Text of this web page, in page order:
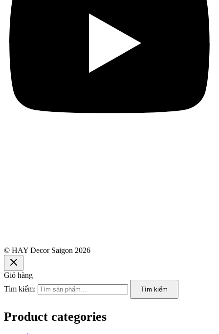
© HAY Decor Saigon 2026
Giỏ hàng
Tìm kiếm:
Tìm kiếm
Product categories